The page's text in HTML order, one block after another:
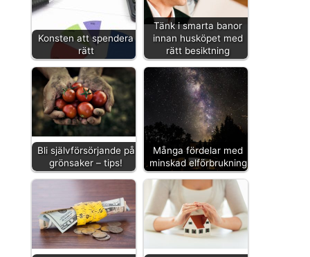
Konsten att spendera
rätt
Tänk i smarta banor
innan husköpet med
rätt besiktning
Bli självförsörjande på
grönsaker – tips!
Många fördelar med
minskad elförbrukning